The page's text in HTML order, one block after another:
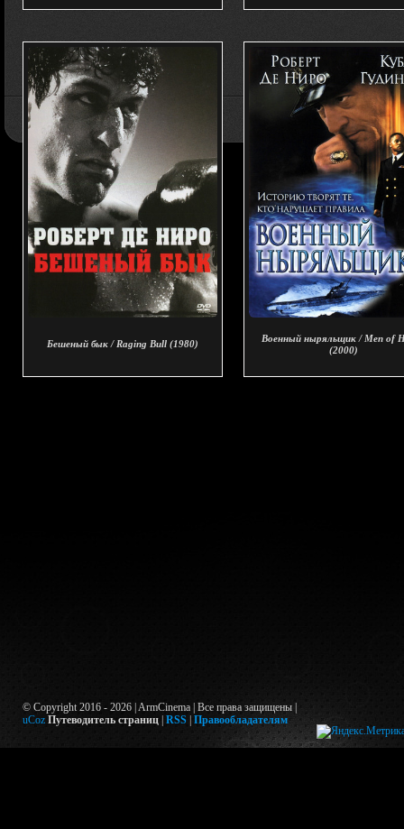
Бешеный бык / Raging Bull (1980)
Военный ныряльщик / Men of
(2000)
© Copyright 2016 - 2026 | ArmCinema | Все права защищены |
uCoz Путеводитель страниц RSS Правообладателям